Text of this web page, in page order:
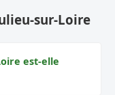
sur-Loire
est-elle